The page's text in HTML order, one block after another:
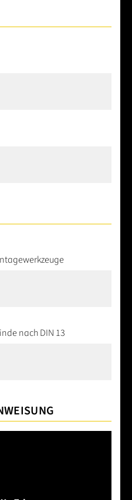
nach DIN 13